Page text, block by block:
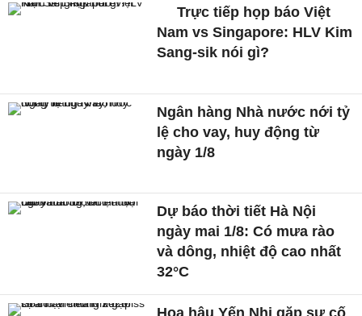
Trực tiếp họp báo Việt
Nam vs Singapore: HLV Kim
Sang-sik nói gì?
Ngân hàng Nhà nước nới tỷ
lệ cho vay, huy động từ
ngày 1/8
Dự báo thời tiết Hà Nội
ngày mai 1/8: Có mưa rào
và dông, nhiệt độ cao nhất
32°C